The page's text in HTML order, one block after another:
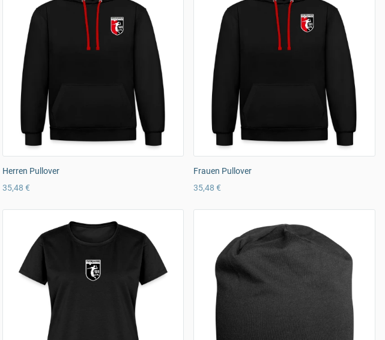
Herren Pullover
35,48 €
Frauen Pullover
35,48 €